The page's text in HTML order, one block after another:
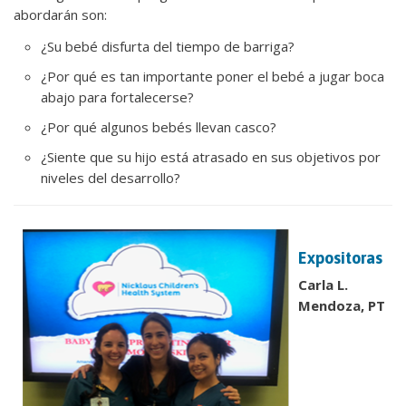
abordarán son:
¿Su bebé disfurta del tiempo de barriga?
¿Por qué es tan importante poner el bebé a jugar boca
abajo para fortalecerse?
¿Por qué algunos bebés llevan casco?
¿Siente que su hijo está atrasado en sus objetivos por
niveles del desarrollo?
Expositoras
Carla L.
Mendoza, PT